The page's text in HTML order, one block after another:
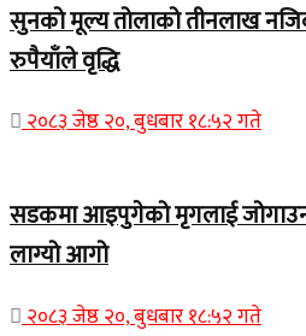
सुनको मूल्य तोलाको तीनलाख
रुपैयाँले वृद्धि
२०८३ जेष्ठ २०, बुधबार १८:५२ गते
सडकमा आइपुगेको मृगलाई जोगाउन
लाग्यो आगो
२०८३ जेष्ठ २०, बुधबार १८:५२ गते